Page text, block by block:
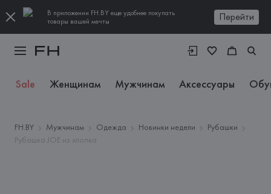
В приложении FH.BY еще удобнее покупать
товары вашей мечты
Перейти
Sale Женщинам Мужчинам Аксессуары
FH.BY Мужчинам Одежда Новинки недели
Рубашки
Рубашка JOE из хлопка